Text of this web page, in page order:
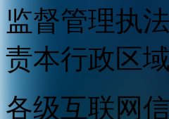
监督管理执
责本行政区
各级互联网